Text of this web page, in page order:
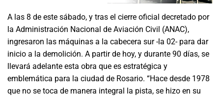
A las 8 de este sábado, y tras el cierre oficial decretado por
la Administración Nacional de Aviación Civil (ANAC),
ingresaron las máquinas a la cabecera sur -la 02- para dar
inicio a la demolición. A partir de hoy, y durante 90 días, se
llevará adelante esta obra que es estratégica y
emblemática para la ciudad de Rosario. “Hace desde 1978
que no se toca de manera integral la pista, se hizo en su